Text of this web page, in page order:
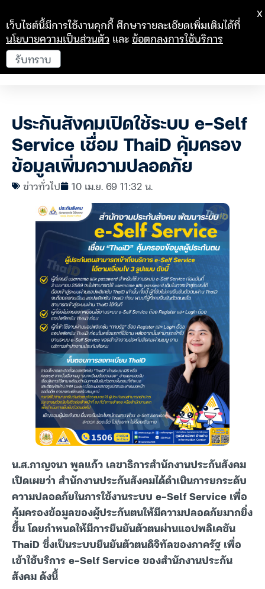
ประกันสังคมเปิดใช้ระบบ e-Self
Service เชื่อม ThaiD คุ้มครอง
ข้อมูลเพิ่มความปลอดภัย
ข่าวทั่วไป 10 เม.ย. 69 11:32 น.
น.ส.กาญจนา พูลแก้ว เลขาธิการสำนักงานประกันสังคม
เปิดเผยว่า สำนักงานประกันสังคมได้ดำเนินการยกระดับ
ความปลอดภัยในการใช้งานระบบ e-Self Service เพื่อ
คุ้มครองข้อมูลของผู้ประกันตนให้มีความปลอดภัยมากยิ่ง
ขึ้น โดยกำหนดให้มีการยืนยันตัวตนผ่านแอปพลิเคชัน
ThaiD ซึ่งเป็นระบบยืนยันตัวตนดิจิทัลของภาครัฐ เพื่อ
เข้าใช้บริการ e-Self Service ของสำนักงานประกัน
สังคม ดังนี้
เว็บไซต์นี้มีการใช้งานคุกกี้ ศึกษารายละเอียดเพิ่มเติมได้ที่
นโยบายความเป็นส่วนตัว และข้อตกลงการใช้บริการ
รับทราบ
X